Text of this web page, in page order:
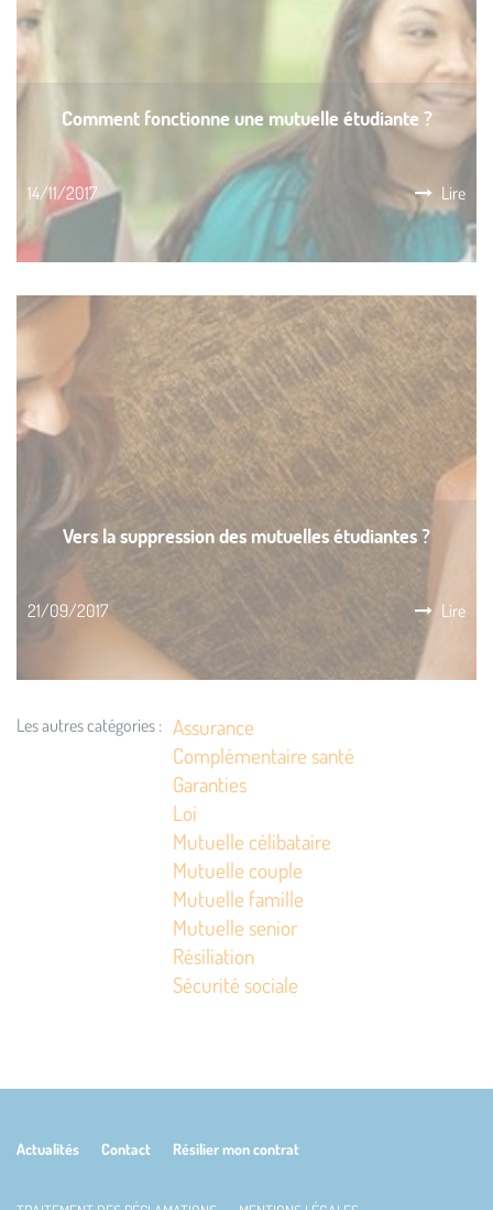
Comment fonctionne une mutuelle étudiante ?
14/11/2017 Lire
Vers la suppression des mutuelles étudiantes ?
21/09/2017 Lire
Les autres catégories : Assurance
Complémentaire santé
Garanties
Loi
Mutuelle célibataire
Mutuelle couple
Mutuelle famille
Mutuelle senior
Résiliation
Sécurité sociale
Actualités Contact Résilier mon contrat